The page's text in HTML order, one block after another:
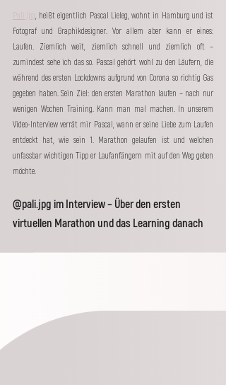
, heißt eigentlich Pascal Lieleg, wohnt in Hamburg und ist
Fotograf und Graphikdesigner. Vor allem aber kann er eines:
Laufen. Ziemlich weit, ziemlich schnell und ziemlich oft –
zumindest sehe ich das so. Pascal gehört wohl zu den Läufern, die
während des ersten Lockdowns aufgrund von Corona so richtig Gas
gegeben haben. Sein Ziel: den ersten Marathon laufen – nach nur
wenigen Wochen Training. Kann man mal machen. In unserem
Video-Interview verrät mir Pascal, wann er seine Liebe zum Laufen
entdeckt hat, wie sein 1. Marathon gelaufen ist und welchen
unfassbar wichtigen Tipp er Laufanfängern mit auf den Weg geben
möchte.
@pali.jpg im Interview – Über den ersten
virtuellen Marathon und das Learning danach